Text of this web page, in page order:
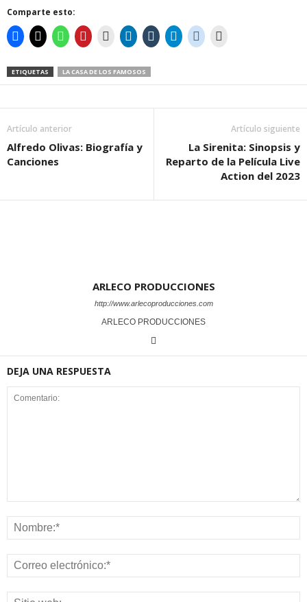
Comparte esto:
ETIQUETAS LA CASA DE LOS FAMOSOS
Artículo anterior
Alfredo Olivas: Biografía y
Canciones
Artículo siguiente
La Sirenita: Sinopsis y
Reparto de la Película Live
Action del 2023
ARLECO PRODUCCIONES
http://www.arlecoproducciones.com
ARLECO PRODUCCIONES
DEJA UNA RESPUESTA